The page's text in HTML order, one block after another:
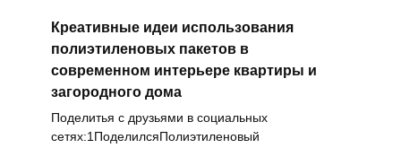
Креативные идеи использования
полиэтиленовых пакетов в
современном интерьере квартиры и
загородного дома
Поделитья с друзьями в социальных
сетях:1ПоделилсяПолиэтиленовый